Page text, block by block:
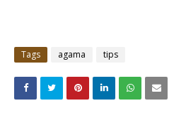
Tags agama tips